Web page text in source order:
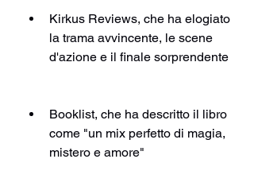
Kirkus Reviews, che ha elogiato
la trama avvincente, le scene
Booklist, che ha descritto il libro
come "un mix perfetto di magia,
mistero e amore"